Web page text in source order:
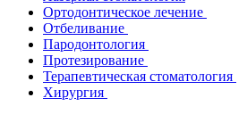
Ортодонтическое лечение
Отбеливание
Пародонтология
Протезирование
Терапевтическая стоматология
Хирургия